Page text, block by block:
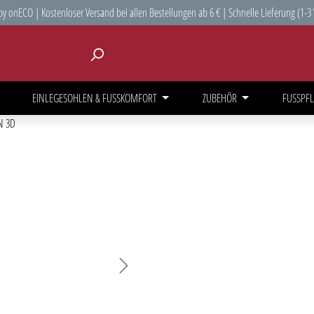
onECO | Kostenloser Versand bei allen Bestellungen ab 6 € | Schnelle Lieferung (1-
EINLEGESOHLEN & FUSSKOMFORT ZUBEHÖR